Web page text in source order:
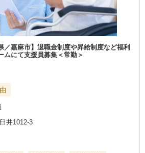
／嘉麻市】退職金制度や昇給制度など福利
にて支援員募集＜常勤＞
井1012-3